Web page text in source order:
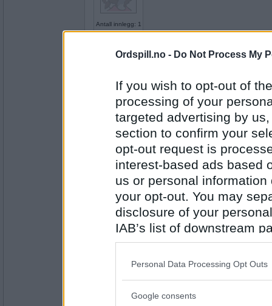
Ordspill.no - Do Not Process My
If you wish to opt-out of
processing of your
targeted advertising by
section to confirm your
opt-out request is
interest-based ads based
us or personal
your opt-out. You may
disclosure of your
IAB’s list of downstream
also be disclosed by us
Downstream Participants
Please note that this
Personal Data Processing Opt Outs
Google consents
Antall innlegg: 1
Antall innlegg:
1252
Om sommeren etter våren
Hvordan ville du reagert om Marta
du må få kontakt med engelen din ?
Antall innlegg:
2601
Jeg ville ha sagt: Vennen min, den
ikke fra meg eller engelen min.
Synes du mannlige prester bør gå i
mcsnurp
Antall innlegg:
De kan gå i hva de vil for min del,
Hva er din favorittserie på Disney-